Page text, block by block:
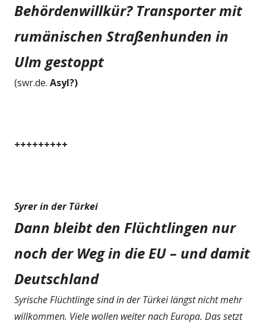
Behördenwillkür? Transporter mit
rumänischen Straßenhunden in
Ulm gestoppt
(swr.de. Asyl?)
+++++++++
Syrer in der Türkei
Dann bleibt den Flüchtlingen nur
noch der Weg in die EU – und damit
Deutschland
Syrische Flüchtlinge sind in der Türkei längst nicht mehr
willkommen. Viele wollen weiter nach Europa. Das setzt